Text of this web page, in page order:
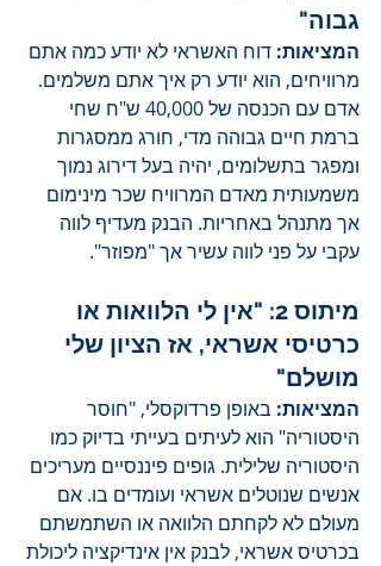
גבוה"
המציאות: דוח האשראי לא יודע כמה אתם
מרוויחים, הוא יודע רק איך אתם משלמים.
אדם עם הכנסה של 40,000 ש"ח שחי
ברמת חיים גבוהה מדי, חורג ממסגרות
ומפגר בתשלומים, יהיה בעל דירוג נמוך
משמעותית מאדם המרוויח שכר מינימום
אך מתנהל באחריות. הבנק מעדיף לווה
עקבי על פני לווה עשיר אך "מפוזר".
מיתוס 2: "אין לי הלוואות או
כרטיסי אשראי, אז הציון שלי
מושלם"
המציאות: באופן פרדוקסלי, "חוסר
היסטוריה" הוא לעיתים בעייתי בדיוק כמו
היסטוריה שלילית. גופים פיננסיים מעריכים
אנשים שנוטלים אשראי ועומדים בו. אם
מעולם לא לקחתם הלוואה או השתמשתם
בכרטיס אשראי, לבנק אין אינדיקציה ליכולת